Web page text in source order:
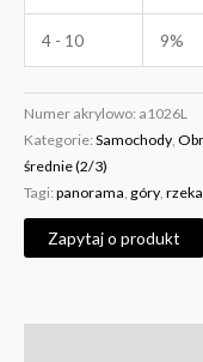
4 - 10 9%
Numer akrylowo: a1026L
Kategorie: Samochody,
średnie (2/3)
Tagi: panorama, góry, rzeka
Zapytaj o produkt